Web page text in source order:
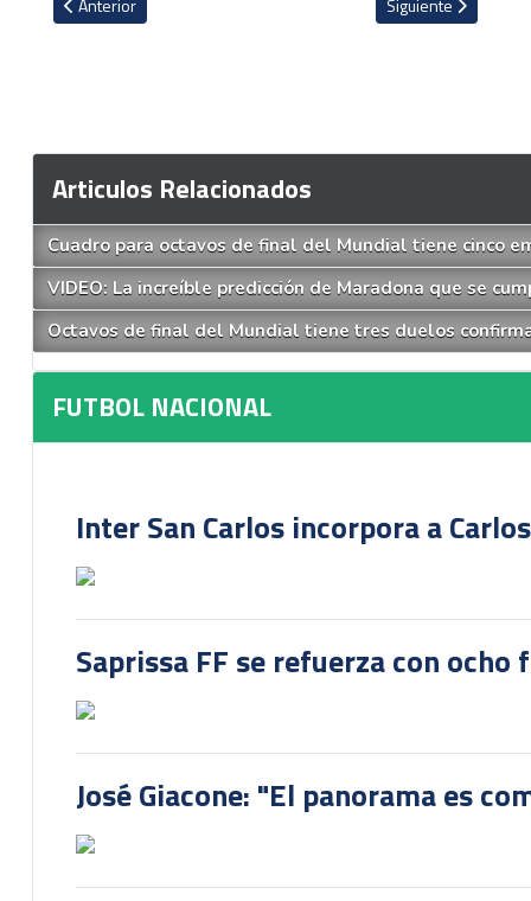
Anterior Siguiente
Articulos Relacionados
Cuadro para octavos de final del Mundial tiene cinco
VIDEO: La increíble predicción de Maradona que se
Octavos de final del Mundial tiene tres duelos
FUTBOL NACIONAL
Inter San Carlos incorpora a
Saprissa FF se refuerza con
José Giacone: "El panorama es